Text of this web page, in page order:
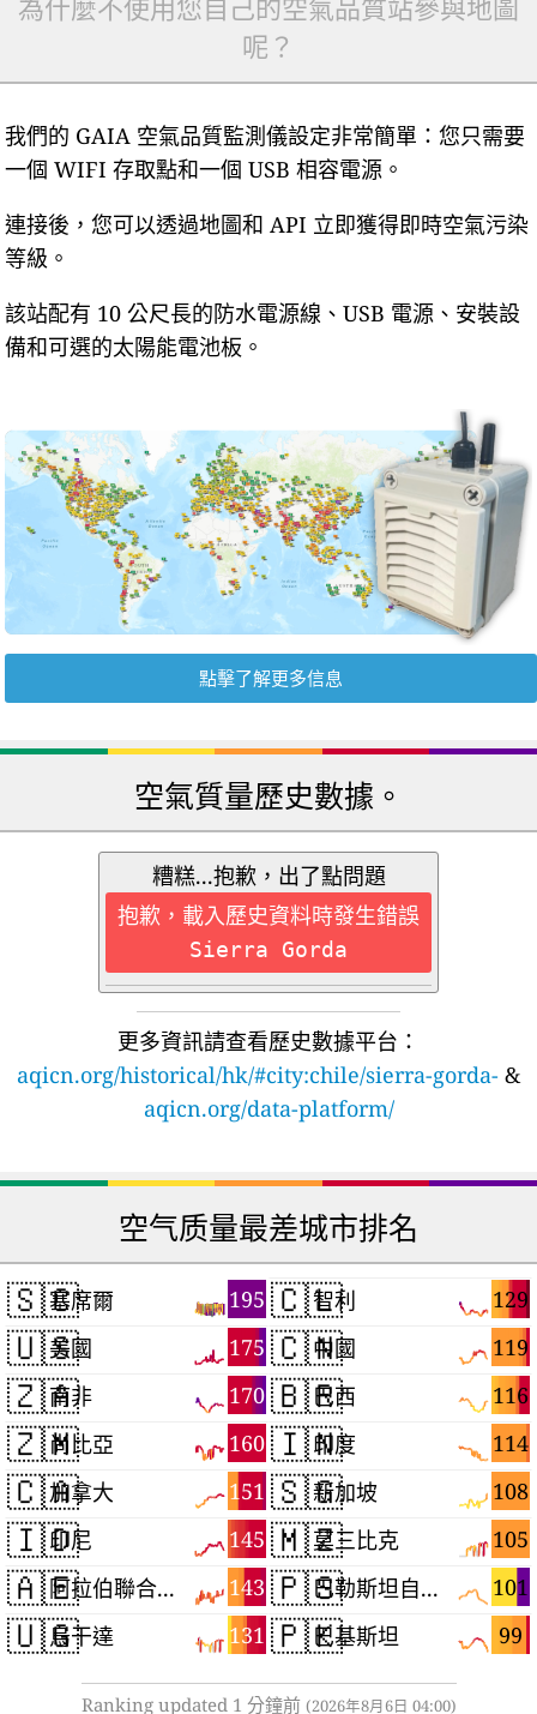
為什麼不使用您自己的空氣品質站參與地圖
呢？
我們的 GAIA 空氣品質監測儀設定非常簡單：您只需要
一個 WIFI 存取點和一個 USB 相容電源。
連接後，您可以透過地圖和 API 立即獲得即時空氣污染
等級。
該站配有 10 公尺長的防水電源線、USB 電源、安裝設
備和可選的太陽能電池板。
點擊了解更多信息
空氣質量歷史數據。
糟糕...抱歉，出了點問題
抱歉，載入歷史資料時發生錯誤
Sierra Gorda
更多資訊請查看歷史數據平台：
aqicn.org/historical/hk/#city:chile/sierra-gorda- &
aqicn.org/data-platform/
空气质量最差城市排名
🇸🇨 195
塞席爾
🇺🇸 175
美國
🇿🇦 170
南非
🇿🇲 160
尚比亞
🇨🇦 151
加拿大
🇮🇩 145
印尼
🇦🇪 143
阿拉伯聯合大公國
🇺🇬 131
烏干達
🇨🇱 129
智利
🇨🇳 119
中國
🇧🇷 116
巴西
🇮🇳 114
印度
🇸🇬 108
新加坡
🇲🇿 105
莫三比克
🇵🇸 101
巴勒斯坦自治區
🇵🇰 99
巴基斯坦
Ranking updated 1 分鐘前 (2026年8月6日 04:00)